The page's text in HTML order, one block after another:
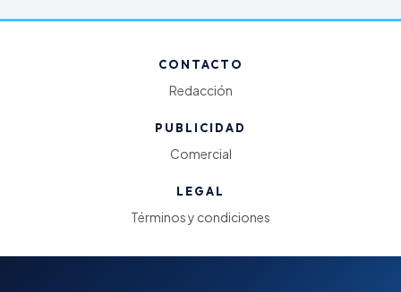
CONTACTO
Redacción
PUBLICIDAD
Comercial
LEGAL
Términos y condiciones